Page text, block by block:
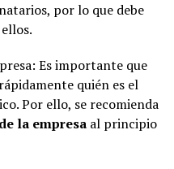
por lo que debe
Es importante que
quién es el
Por ello, se recomienda
la empresa al principio